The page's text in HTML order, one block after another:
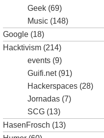
Geek (69)
Music (148)
Google (18)
Hacktivism (214)
events (9)
Guifi.net(91)
Hackerspaces (28)
Jornadas (7)
SCG (13)
HasenFrosch (13)